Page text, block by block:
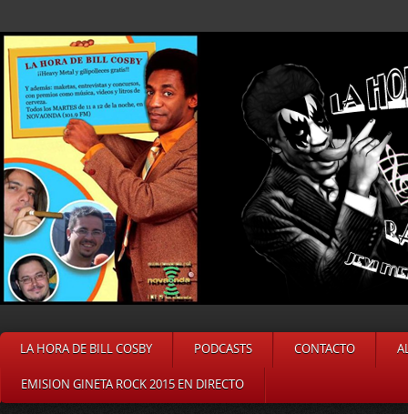
LA HORA DE BILL COSBY PODCASTS CONTACTO
EMISION GINETA ROCK 2015 EN DIRECTO